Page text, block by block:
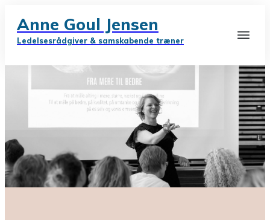
Anne Goul Jensen
Ledelsesrådgiver & samskabende træner